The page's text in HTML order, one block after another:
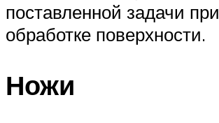
поставленной задачи при
обработке поверхности.
Ножи